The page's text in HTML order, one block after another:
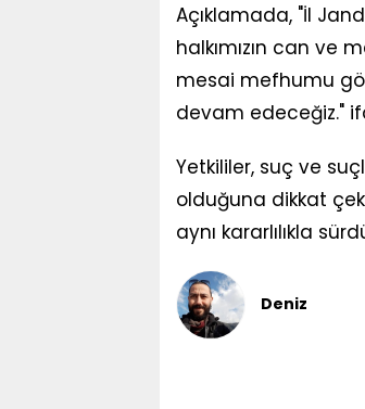
Açıklamada, "İl
halkımızın can ve
mesai mefhumu
devam edeceğiz."
Yetkililer, suç ve
olduğuna dikkat
aynı kararlılıkla
Deniz